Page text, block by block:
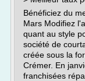
Bénéficiez du
Mars Modifiez
quant au style
société de
créée sous la
Crémer. En
franchisées